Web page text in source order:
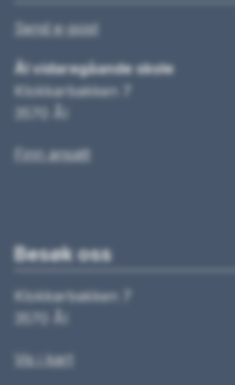
Send e-post
Ål vidaregåande skole
Klokkarbakken 7
3570 Ål
Finn ansatt
Besøk oss
Klokkarbakken 7
3570 Ål
Vis i kart